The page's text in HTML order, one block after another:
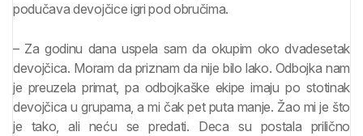
podučava devojčice igri pod obručima.
– Za godinu dana uspela sam da okupim oko dvadesetak
devojčica. Moram da priznam da nije bilo lako. Odbojka nam
je preuzela primat, pa odbojkaške ekipe imaju po stotinak
devojčica u grupama, a mi čak pet puta manje. Žao mi je što
je tako, ali neću se predati. Deca su postala prilično